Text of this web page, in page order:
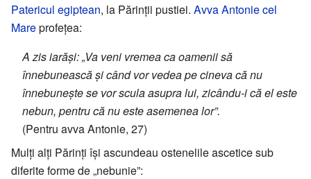
Patericul egiptean, la Părinții pustiei. AvvaAntonie cel
Mareprofețea:
A zis iarăși: „Va veni vremea ca oamenii să
înnebunească și când vor vedea pe cineva că nu
înnebunește se vor scula asupra lui, zicându-i că el este
nebun, pentru că nu este asemenea lor”.
(Pentru avva Antonie, 27)
Mulți alți Părinți își ascundeau ostenelile ascetice sub
diferite forme de „nebunie”: